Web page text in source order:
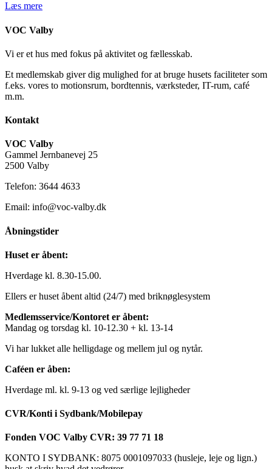
Læs mere
VOC Valby
Vi er et hus med fokus på aktivitet og fællesskab.
Et medlemskab giver dig mulighed for at bruge husets faciliteter som
f.eks. vores to motionsrum, bordtennis, værksteder, IT-rum, café
m.m.
Kontakt
VOC Valby
Gammel Jernbanevej 25
2500 Valby
Telefon: 3644 4633
Email: info@voc-valby.dk
Åbningstider
Huset er åbent:
Hverdage kl. 8.30-15.00.
Ellers er huset åbent altid (24/7) med briknøglesystem
Medlemsservice/Kontoret er åbent:
Mandag og torsdag kl. 10-12.30 + kl. 13-14
Vi har lukket alle helligdage og mellem jul og nytår.
Caféen er åben:
Hverdage ml. kl. 9-13 og ved særlige lejligheder
CVR/Konti i Sydbank/Mobilepay
Fonden VOC Valby CVR: 39 77 71 18
KONTO I SYDBANK: 8075 0001097033 (husleje, leje og lign.)